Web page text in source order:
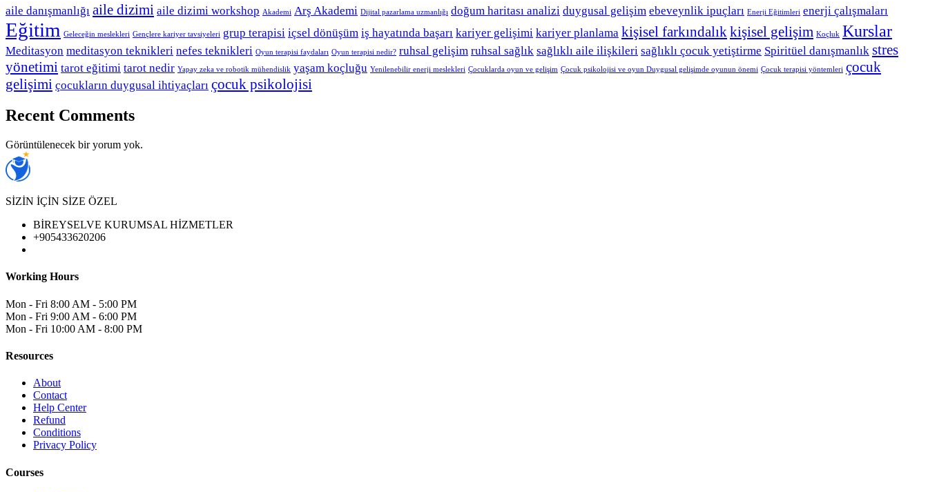
aile danışmanlığı aile dizimi aile dizimi workshop Akademi Arş Akademi Dijital pazarlama uzmanlığı doğum haritası analizi duygusal gelişim ebeveynlik ipuçları Enerji Eğitimleri enerji çalışmaları
Eğitim Geleceğin meslekleri Gençlere kariyer tavsiyeleri grup terapisi içsel dönüşüm iş hayatında başarı kariyer gelişimi kariyer planlama kişisel farkındalık kişisel gelişim Koçluk Kurslar
Meditasyon meditasyon teknikleri nefes teknikleri Oyun terapisi faydaları Oyun terapisi nedir? ruhsal gelişim ruhsal sağlık sağlıklı aile ilişkileri sağlıklı çocuk yetiştirme Spiritüel danışmanlık stres
yönetimi tarot eğitimi tarot nedir Yapay zeka ve robotik mühendislik yaşam koçluğu Yenilenebilir enerji meslekleri Çocuklarda oyun ve gelişim Çocuk psikolojisi ve oyun Duygusal gelişimde oyunun önemi Çocuk terapisi yöntemleri çocuk
gelişimi çocukların duygusal ihtiyaçları çocuk psikolojisi
Recent Comments
Görüntülenecek bir yorum yok.
SİZİN İÇİN SİZE ÖZEL
BİREYSELVE KURUMSAL HİZMETLER
+905433620206
Working Hours
Mon - Fri 8:00 AM - 5:00 PM
Mon - Fri 9:00 AM - 6:00 PM
Mon - Fri 10:00 AM - 8:00 PM
Resources
About
Contact
Help Center
Refund
Conditions
Privacy Policy
Courses